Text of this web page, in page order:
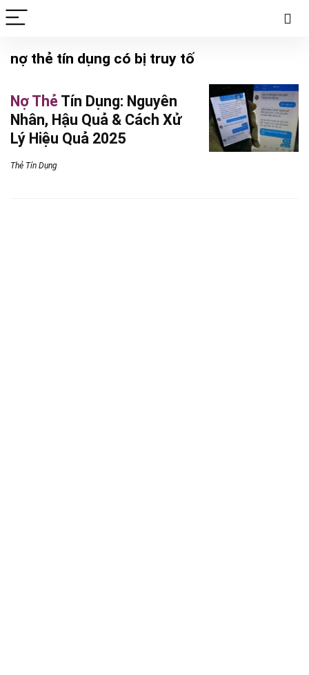
nợ thẻ tín dụng có bị truy tố
Nợ Thẻ Tín Dụng: Nguyên
Nhân, Hậu Quả & Cách Xử
Lý Hiệu Quả 2025
Thẻ Tín Dụng